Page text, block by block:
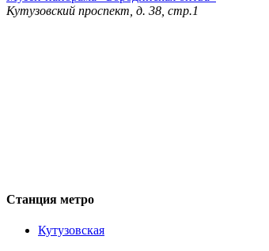
Кутузовский проспект, д. 38, стр.1
Станция метро
Кутузовская